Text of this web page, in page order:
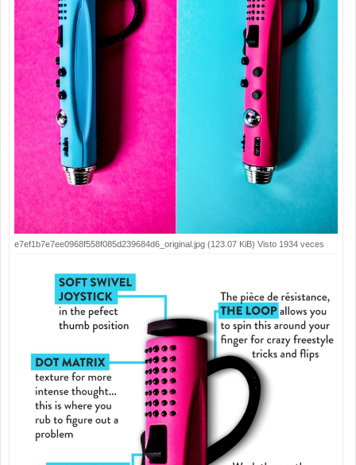
e7ef1b7e7ee0968f558f085d239684d6_original.jpg (123.07 KiB) Visto 1934 veces